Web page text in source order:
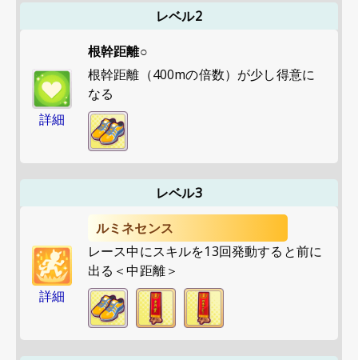
レベル2
詳細
根幹距離○
根幹距離（400mの倍数）が少し得意に
なる
レベル3
詳細
ルミネセンス
レース中にスキルを13回発動すると前に
出る＜中距離＞